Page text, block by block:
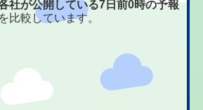
社が公開している7日前0時の予報
比較しています。